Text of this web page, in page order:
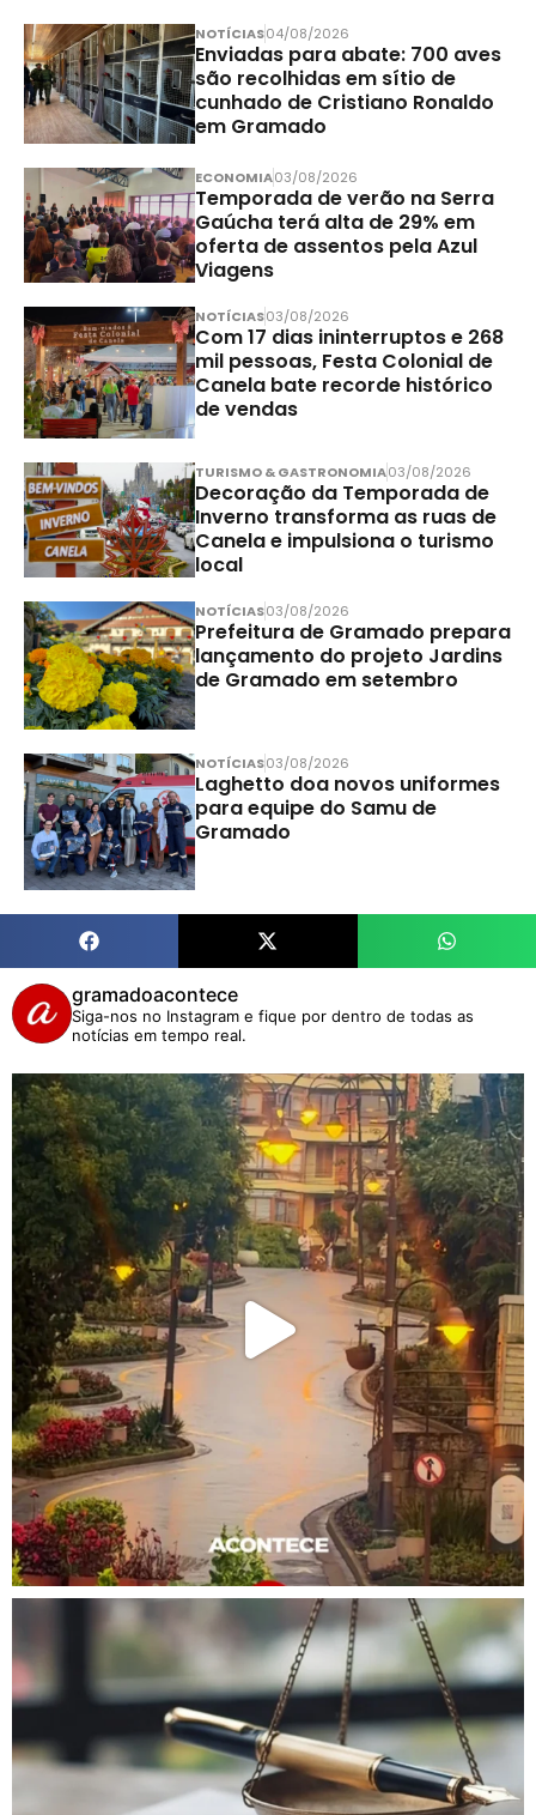
NOTÍCIAS04/08/2026
Enviadas para abate: 700 aves
são recolhidas em sítio de
cunhado de Cristiano Ronaldo
em Gramado
ECONOMIA03/08/2026
Temporada de verão na Serra
Gaúcha terá alta de 29% em
oferta de assentos pela Azul
Viagens
NOTÍCIAS03/08/2026
Com 17 dias ininterruptos e 268
mil pessoas, Festa Colonial de
Canela bate recorde histórico
de vendas
TURISMO & GASTRONOMIA03/08/2026
Decoração da Temporada de
Inverno transforma as ruas de
Canela e impulsiona o turismo
local
NOTÍCIAS03/08/2026
Prefeitura de Gramado prepara
lançamento do projeto Jardins
de Gramado em setembro
NOTÍCIAS03/08/2026
Laghetto doa novos uniformes
para equipe do Samu de
Gramado
gramadoacontece
Siga-nos no Instagram e fique por dentro de todas as
notícias em tempo real.